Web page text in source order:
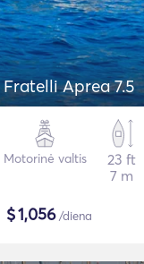
Fratelli Aprea 7.5
Motorinė valtis
23 ft
7 m
$1,056/diena